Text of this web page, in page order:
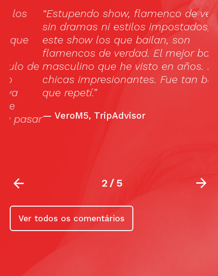
“Estupendo show, flamenco de verdad,
sin dramas ni estilos impostados, en
este show los que bailan, son
flamencos de verdad. El mejor bailaor
masculino que he visto en años. Las
chicas impresionantes. Fue tan bueno
que repetí.”
—VeroM5, TripAdvisor
2/5
Ver todos os comentários